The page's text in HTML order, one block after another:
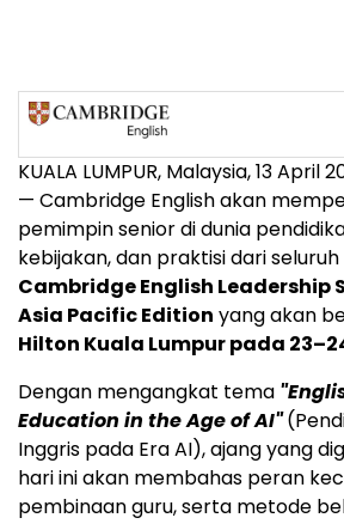
KUALA LUMPUR, Malaysia, 13 April
— Cambridge English akan
pemimpin senior di dunia
kebijakan, dan praktisi dari
Cambridge English Leadership
Asia Pacific Edition yang akan
Hilton Kuala Lumpur pada
Dengan mengangkat tema
Education in the Age of AI"
Inggris pada Era AI), ajang yang
hari ini akan membahas peran
pembinaan guru, serta metode